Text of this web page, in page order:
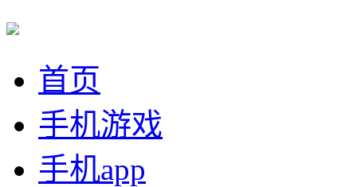
首页
手机游戏
手机app